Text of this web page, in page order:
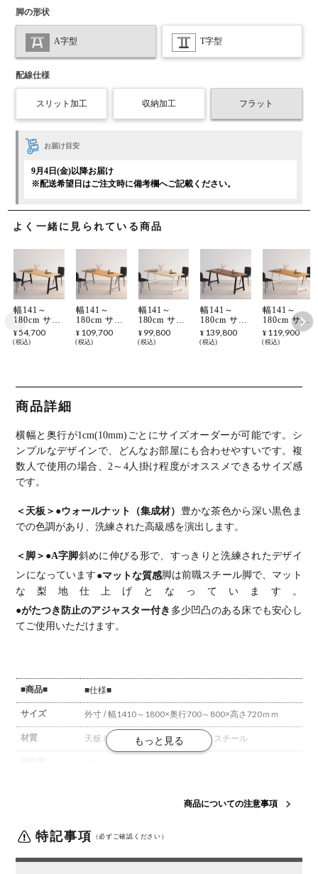
よく一緒に見られている商品
幅141～
180cm サイ
ズオーダー
テーブル
ッド 集成材
木製 A字脚
スチール脚
ブル 長方形
食卓テーブ
ル おしゃれ
北欧モダン
ダイニング
ナチュラル
¥ 54,700
税込
幅141～
180cm サイ
ズオーダー
テーブル
チェリー 無
テーブル 長
方形 食卓テ
ーブル おし
ゃれ 北欧モ
ダン ダイニ
¥ 109,700
税込
幅141～
180cm サイ
ズオーダー
テーブル
ープル 無垢
テーブル 長
方形 食卓テ
ーブル おし
ゃれ 北欧モ
ダン ダイニ
¥ 99,800
税込
幅141～
180cm サイ
ズオーダー
テーブル
ナット 無垢
テーブル 長
方形 食卓テ
ーブル おし
ゃれ ウッデ
ィモダン ダ
¥ 139,800
税込
幅141～
180cm サイ
ズオーダー
テーブル
オーク 無垢
テーブル 長
方形 食卓テ
ーブル おし
ゃれ ウッデ
ィモダン ダ
¥ 119,900
税込
商品詳細
横幅と奥行が1cm(10mm)ごとにサイズオーダーが可能です。 シ
ンプルなデザインで、どんなお部屋にも合わせやすいです。 複
数人で使用の場合、2～4人掛け程度がオススメできるサイズ感
です。
＜天板＞ ●ウォールナット（集成材）
豊かな茶色から深い黒色ま
での色調があり、洗練された高級感を演出します。
＜脚＞ ●A字脚斜めに伸びる形で、すっきりと洗練されたデザイ
ンになっています ●マットな質感脚は前職スチール脚で、マット
な梨地仕上げとなっています。
●がたつき防止のアジャスター付き 多少凹凸のある床でも安心し
てご使用いただけます。
■商品■ ■仕様■
サイズ 外寸 / 幅1410～1800×奥行700～800×高さ720ｍｍ
材質 天板 / ウォールナット(集成材) 脚 / スチール
梱包3 / 幅300×奥行120×高さ40mm
が合わなかったなど、お客様都合での返品・交換はでき
商品についての注意事項
特記事項 （必ずご確認ください）
脚の形状
A字型 T字型
配線仕様
スリット加工 収納加工 フラット
お届け目安
9月4日(金)以降お届け
※配送希望日はご注文時に備考欄へご記載ください。